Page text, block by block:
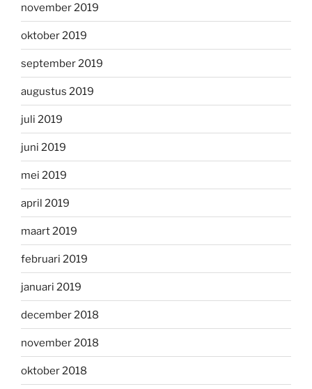
november 2019
oktober 2019
september 2019
augustus 2019
juli 2019
juni 2019
mei 2019
april 2019
maart 2019
februari 2019
januari 2019
december 2018
november 2018
oktober 2018